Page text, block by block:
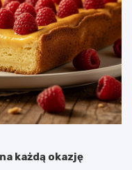
każdą okazję